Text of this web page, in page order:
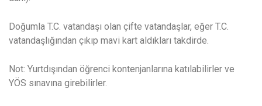
Doğumla T.C. vatandaşı olan çifte vatandaşlar, eğer T.C.
vatandaşlığından çıkıp mavi kart aldıkları takdirde.
Not: Yurtdışından öğrenci kontenjanlarına katılabilirler ve
YÖS sınavına girebilirler.